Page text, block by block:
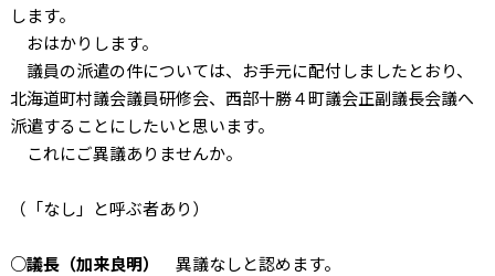
します。
おはかりします。
議員の派遣の件については、お手元に配付しましたとおり、
北海道町村議会議員研修会、西部十勝４町議会正副議長会議へ
派遣することにしたいと思います。
これにご異議ありませんか。
（「なし」と呼ぶ者あり）
○議長（加来良明）
異議なしと認めます。